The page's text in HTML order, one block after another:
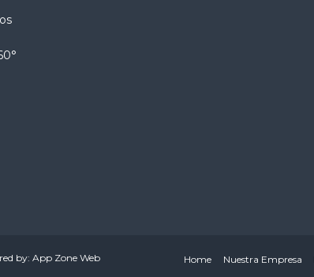
by: App Zone Web Home Nuestra Empresa